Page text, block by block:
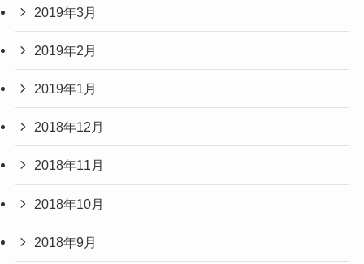
2019年3月
2019年2月
2019年1月
2018年12月
2018年11月
2018年10月
2018年9月